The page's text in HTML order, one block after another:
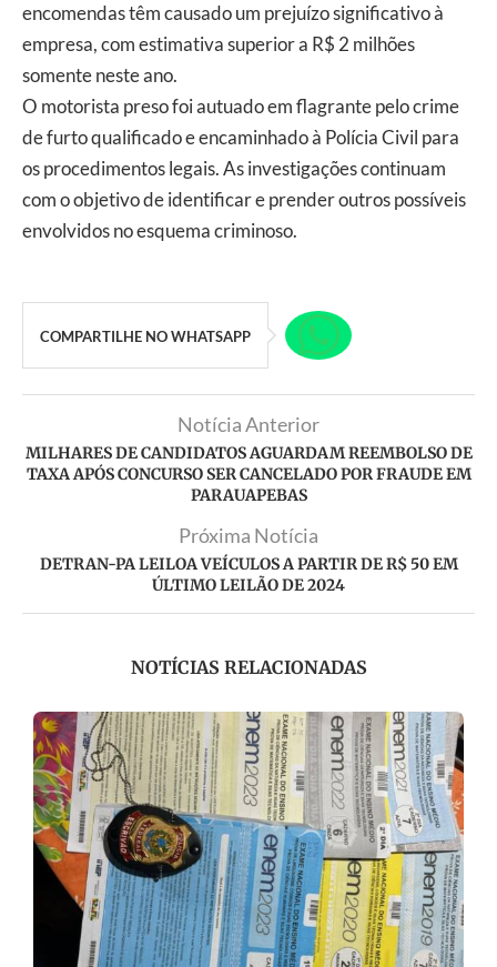
encomendas têm causado um prejuízo significativo à
empresa, com estimativa superior a R$ 2 milhões
somente neste ano.
O motorista preso foi autuado em flagrante pelo crime
de furto qualificado e encaminhado à Polícia Civil para
os procedimentos legais. As investigações continuam
com o objetivo de identificar e prender outros possíveis
envolvidos no esquema criminoso.
COMPARTILHE NO WHATSAPP
Notícia Anterior
MILHARES DE CANDIDATOS AGUARDAM REEMBOLSO DE
TAXA APÓS CONCURSO SER CANCELADO POR FRAUDE EM
PARAUAPEBAS
Próxima Notícia
DETRAN-PA LEILOA VEÍCULOS A PARTIR DE R$ 50 EM
ÚLTIMO LEILÃO DE 2024
NOTÍCIAS RELACIONADAS